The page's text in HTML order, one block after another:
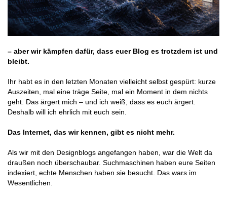
– aber wir kämpfen dafür, dass euer Blog es trotzdem ist und
bleibt.
Ihr habt es in den letzten Monaten vielleicht selbst gespürt: kurze
Auszeiten, mal eine träge Seite, mal ein Moment in dem nichts
geht. Das ärgert mich – und ich weiß, dass es euch ärgert.
Deshalb will ich ehrlich mit euch sein.
Das Internet, das wir kennen, gibt es nicht mehr.
Als wir mit den Designblogs angefangen haben, war die Welt da
draußen noch überschaubar. Suchmaschinen haben eure Seiten
indexiert, echte Menschen haben sie besucht. Das wars im
Wesentlichen.